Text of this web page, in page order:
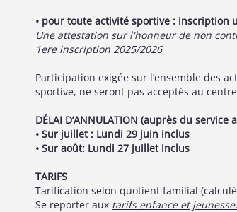
• pour toute activité sportive : inscription
Une attestation sur l'honneurde non
1ere inscription 2025/2026
Participation exigée sur l’ensemble des
sportive, ne seront pas acceptés au
DÉLAI D’ANNULATION (auprès du
• Sur juillet : Lundi 29 juin inclus
• Sur août: Lundi 27 juillet inclus
TARIFS
Tarification selon quotient familial
Se reporter aux tarifs enfance et jeunesse.